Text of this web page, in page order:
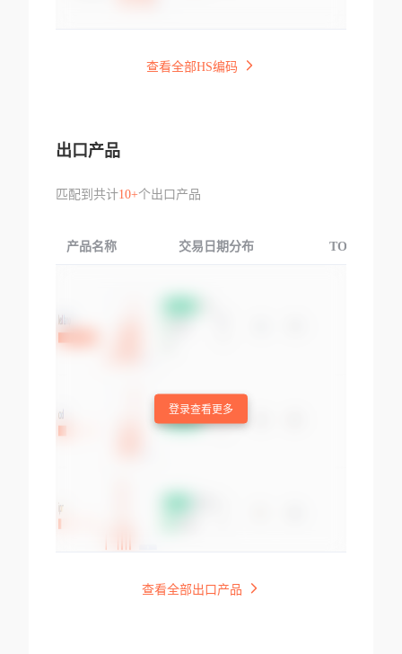
查看全部HS编码
出口产品
匹配到共计10+个出口产品
产品名称 交易日期分布 TOP3交易国
登录查看更多
查看全部出口产品